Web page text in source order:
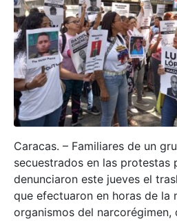
Caracas. – Familiares de un
secuestrados en las protestas
denunciaron este jueves el
que efectuaron en horas de la
organismos del narcorégimen,